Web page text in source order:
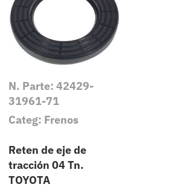
N. Parte: 42429-
31961-71
Categ: Frenos
Reten de eje de
tracción 04 Tn.
TOYOTA